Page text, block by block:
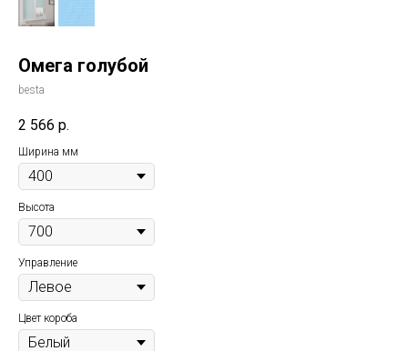
Омега голубой
besta
2 566 р.
Ширина мм
Высота
Управление
Цвет короба